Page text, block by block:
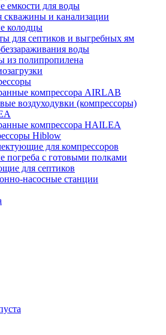
емкости для воды
скважины и канализации
колодцы
для септиков и выгребных ям
воды
из полипропилена
компрессора AIRLAB
воздуходувки (компрессоры)
компрессора HAILEA
Hiblow
для компрессоров
погреба с готовыми полками
для септиков
насосные станции